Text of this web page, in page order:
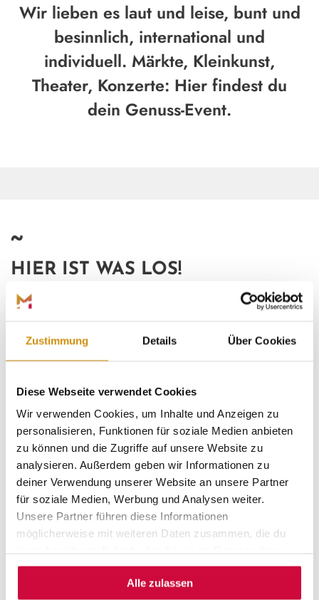
Zustimmung Details Über Cookies
Diese Webseite verwendet Cookies
Wir verwenden Cookies, um Inhalte und Anzeigen zu
personalisieren, Funktionen für soziale Medien anbieten
zu können und die Zugriffe auf unsere Website zu
analysieren. Außerdem geben wir Informationen zu
deiner Verwendung unserer Website an unsere Partner
für soziale Medien, Werbung und Analysen weiter.
Unsere Partner führen diese Informationen
möglicherweise mit weiteren Daten zusammen, die du
Nutzung der Dienste gesammelt haben.
Alle zulassen
Wir lieben es laut und leise, bunt und
besinnlich, international und
individuell. Märkte, Kleinkunst,
Theater, Konzerte: Hier findest du
dein Genuss-Event.
~
HIER IST WAS LOS!
Marburg und die Region bieten dir das ganze Jahr über
bis hin zu Märkten und Festivals. Ein besonderes
Highlight ist das
Hessische Landestheater Marburg, das
mit seinen abwechslungsreichen Aufführungen immer
Gewinner des Theaterpreises des Bundes zeigt das
Theater, warum es zu den besten in Deutschland gehört.
Ob Open-Air-Konzerte, Theaterabende oder gemütliche
Märkte – hier ist immer etwas los, was dich begeistert!
Hier finden Sie eine tabellarische Übersicht aller
kommenden Veranstaltungen in Marburg Stadt und Land
Veranstaltungsübersicht (.xlsx) herunterladen